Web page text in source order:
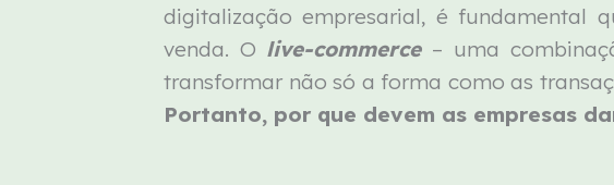
digitalização empresarial, é fundamental
venda. O live-commerce– uma
transformar não só a forma como as
Portanto, por que devem as empresas